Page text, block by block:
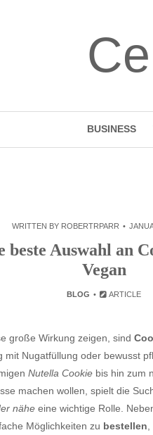
BUSINESS
WRITTEN BY ROBERTRPARR
Auswahl an
Vegan
BLOG ARTICLE
große Wirkung zeigen, sind
Nugatfüllung oder bewusst
Nutella Cookie bis hin zum
machen wollen, spielt die
nähe eine wichtige Rolle.
Möglichkeiten zu bestellen